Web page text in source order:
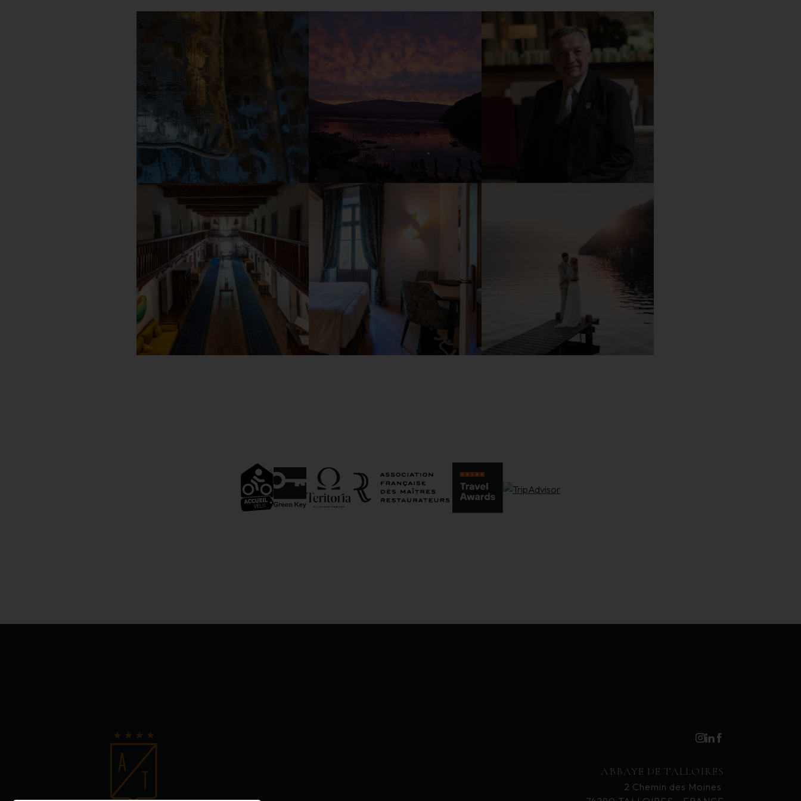
ABBAYE DE TALLOIRES
2 Chemin des Moines